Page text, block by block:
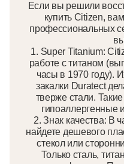
Если вы решили
купить Citizen,
профессиональных
1. Super Titanium:
работе с титаном
часы в 1970 году).
закалки Duratect
тверже стали.
гипоаллергенные
2. Знак качества: В
найдете дешевого
стекол или
Только сталь,